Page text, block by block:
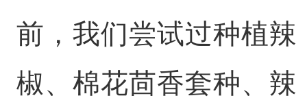
前，我们尝试过种植辣
椒、棉花茴香套种、辣